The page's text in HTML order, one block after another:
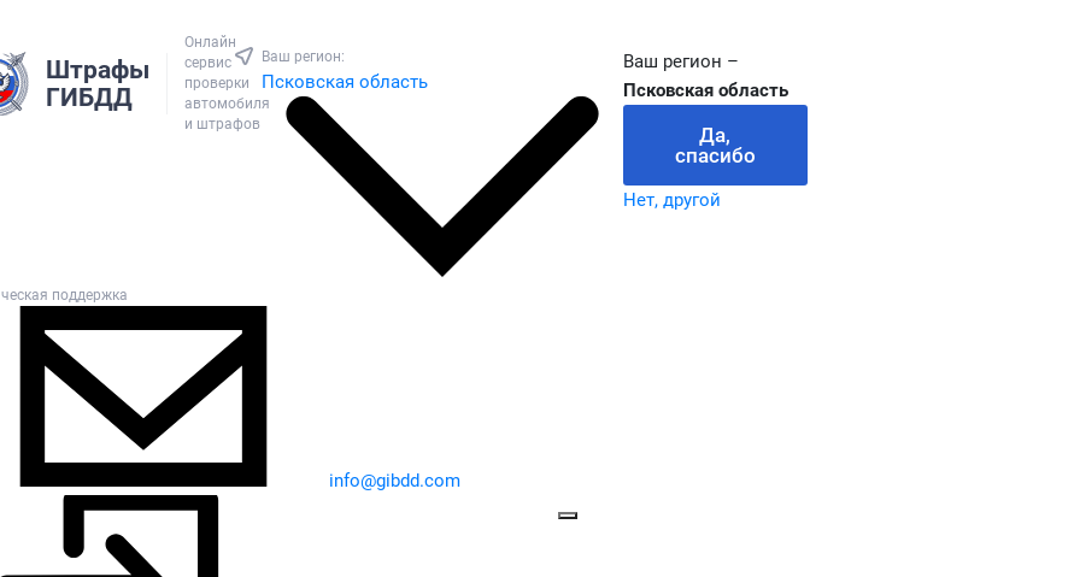
Штрафы
ГИБДД
Онлайн
сервис
проверки
автомобиля
и штрафов
Ваш регион:
Псковская область
Ваш регион –
Псковская область
Да,
спасибо
Нет, другой
поддержка
info@gibdd.com